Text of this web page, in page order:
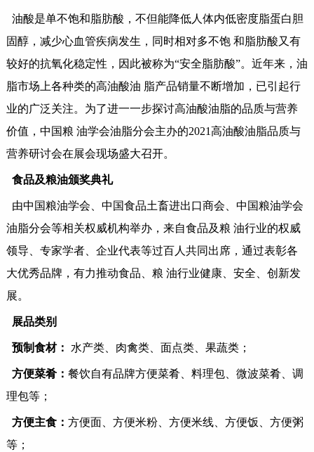
油酸是单不饱和脂肪酸，不但能降低人体内低密度脂蛋白胆
固醇，减少心血管疾病发生，同时相对多不饱 和脂肪酸又有
较好的抗氧化稳定性，因此被称为“安全脂肪酸”。近年来，油
脂市场上各种类的高油酸油 脂产品销量不断增加，已引起行
业的广泛关注。为了进一一步探讨高油酸油脂的品质与营养
价值，中国粮 油学会油脂分会主办的2021高油酸油脂品质与
营养研讨会在展会现场盛大召开。
食品及粮油颁奖典礼
由中国粮油学会、中国食品土畜进出口商会、中国粮油学会
油脂分会等相关权威机构举办，来自食品及粮 油行业的权威
领导、专家学者、企业代表等过百人共同出席，通过表彰各
大优秀品牌，有力推动食品、粮 油行业健康、安全、创新发
展。
展品类别
预制食材： 水产类、肉禽类、面点类、果蔬类；
方便菜肴： 餐饮自有品牌方便菜肴、料理包、微波菜肴、调
理包等；
方便主食： 方便面、方便米粉、方便米线、方便饭、方便粥
等；